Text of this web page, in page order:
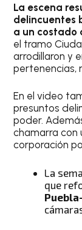
La escena
delincuentes
a un costado
el tramo
arrodillaron y
pertenencias,
En el video
presuntos
poder.
chamarra con
corporación
La
que